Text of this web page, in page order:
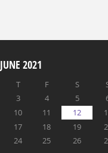
JUNE 2021
T F S
3 4 5
10 11 12
17 18 19
24 25 26